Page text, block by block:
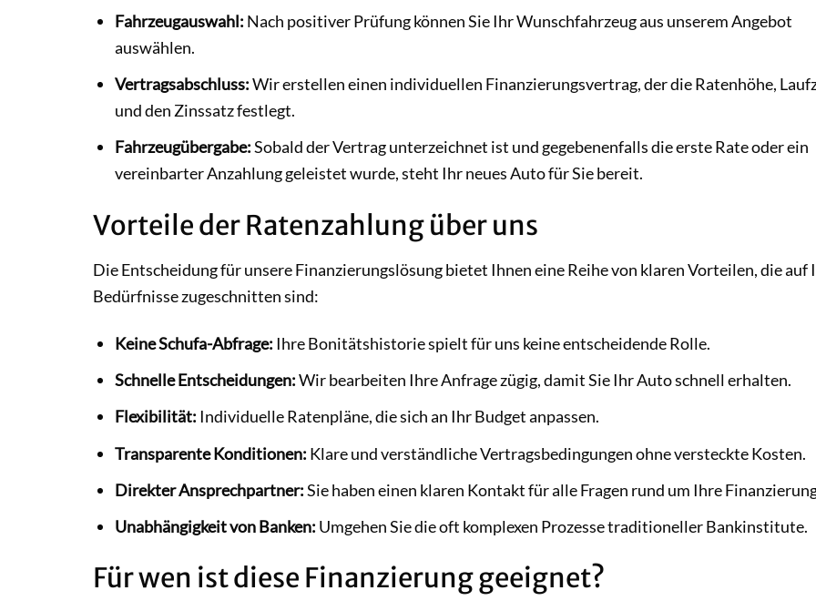
Fahrzeugauswahl: Nach positiver Prüfung können Sie Ihr Wunschfahrzeug aus unserem Angebot
auswählen.
Vertragsabschluss:Wir erstellen einen individuellen Finanzierungsvertrag, der die Ratenhöhe,
und den Zinssatz festlegt.
Fahrzeugübergabe:Sobald der Vertrag unterzeichnet ist und gegebenenfalls die erste Rate oder ein
vereinbarter Anzahlung geleistet wurde, steht Ihr neues Auto für Sie bereit.
Vorteile der Ratenzahlung über uns
Die Entscheidung für unsere Finanzierungslösung bietet Ihnen eine Reihe von klaren Vorteilen, die auf
Bedürfnisse zugeschnitten sind:
Keine Schufa-Abfrage: Ihre Bonitätshistorie spielt für uns keine entscheidende Rolle.
Schnelle Entscheidungen:Wir bearbeiten Ihre Anfrage zügig, damit Sie Ihr Auto schnell erhalten.
Flexibilität: Individuelle Ratenpläne, die sich an Ihr Budget anpassen.
Transparente Konditionen: Klare und verständliche Vertragsbedingungen ohne versteckte Kosten.
Direkter Ansprechpartner:Sie haben einen klaren Kontakt für alle Fragen rund um Ihre
Unabhängigkeit von Banken: Umgehen Sie die oft komplexen Prozesse traditioneller Bankinstitute.
Für wen ist diese Finanzierung geeignet?